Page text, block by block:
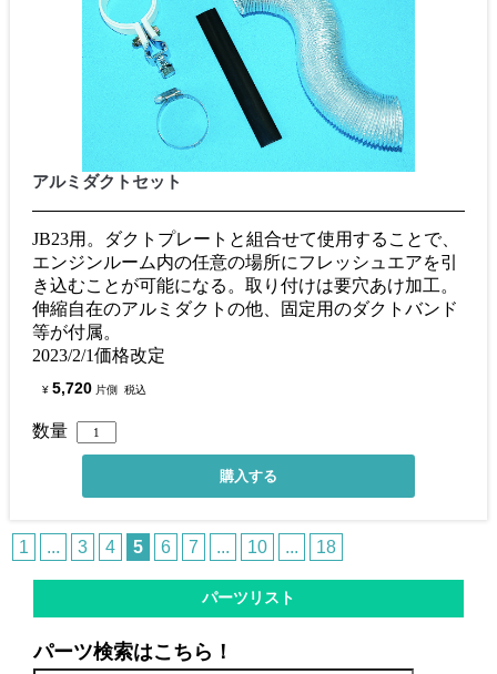
パーツリスト
パーツ検索はこちら！
アルミダクトセット
JB23用。ダクトプレートと組合せて使用することで、
エンジンルーム内の任意の場所にフレッシュエアを引
き込むことが可能になる。取り付けは要穴あけ加工。
伸縮自在のアルミダクトの他、固定用のダクトバンド
等が付属。
2023/2/1価格改定
¥ 5,720 片側 税込
数量
1 ... 3 4 5 6 7 ... 10 ... 18